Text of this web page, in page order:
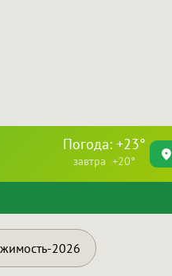
Погода: +23°
завтра +20°
2026